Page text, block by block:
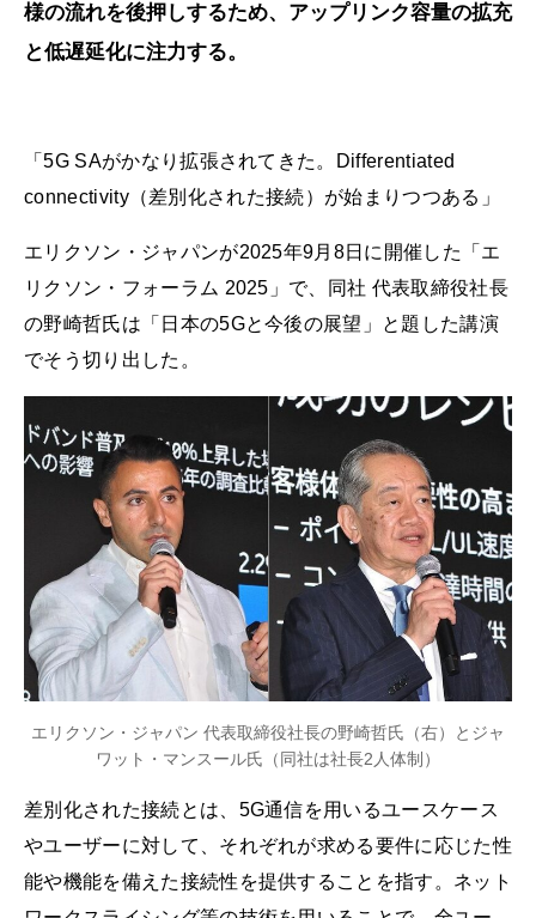
様の流れを後押しするため、アップリンク容量の拡充
と低遅延化に注力する。
「5G SAがかなり拡張されてきた。Differentiated
connectivity（差別化された接続）が始まりつつある」
エリクソン・ジャパンが2025年9月8日に開催した「エ
リクソン・フォーラム 2025」で、同社 代表取締役社長
の野崎哲氏は「日本の5Gと今後の展望」と題した講演
でそう切り出した。
エリクソン・ジャパン 代表取締役社長の野崎哲氏（右）とジャ
ワット・マンスール氏（同社は社長2人体制）
差別化された接続とは、5G通信を用いるユースケース
やユーザーに対して、それぞれが求める要件に応じた性
能や機能を備えた接続性を提供することを指す。ネット